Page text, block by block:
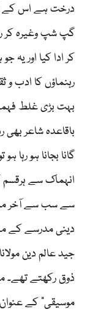
درخت ہے اس کے
گپ شپ وغیرہ کر
کر ادا کیا اور یہ
رہنماؤں کا ادب و
بہت بڑی غلط
باقاعدہ شاعر بھی
گانا بجانا ہو رہا
انہماک سے ہرقسم
سے سب سے آخر
دینی مدرسے کے
جید عالم دین
ذوق رکھتے تھے۔
موسیقی“ کے